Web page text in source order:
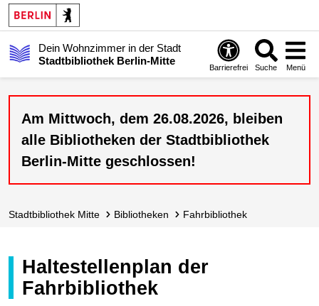
Dein Wohnzimmer in der Stadt
Stadtbibliothek Berlin-Mitte
Barrierefrei Suche Menü
Am Mittwoch, dem 26.08.2026, bleiben
alle Bibliotheken der Stadtbibliothek
Berlin-Mitte geschlossen!
Stadt­bibliothek Mitte Bibliotheken Fahrbibliothek
Haltestellenplan der
Fahrbibliothek